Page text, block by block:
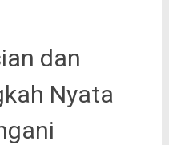
dan
Nyata